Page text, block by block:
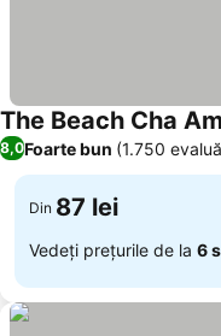
The Beach Cha
8,0Foarte bun (1.750
Din 87 lei
Vedeți prețurile de la 6